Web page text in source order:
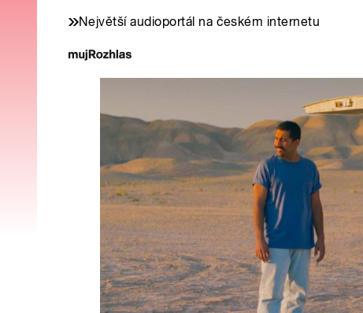
Největší audioportál na českém internetu